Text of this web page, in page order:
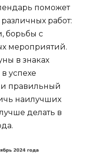
поможет
работ:
борьбы с
мероприятий.
в знаках
успехе
и правильный
наилучших
делать в